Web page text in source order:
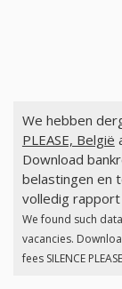
We hebben
PLEASE, België
Download
belastingen en
volledig
We found such
vacancies.
fees SILENCE